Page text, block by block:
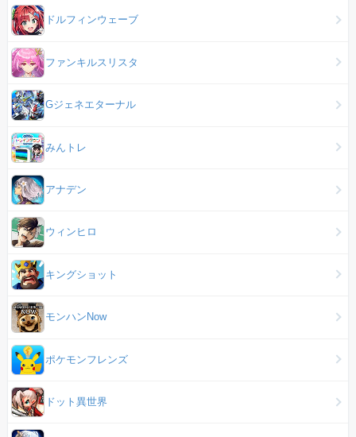
ドルフィンウェーブ
ファンキルスリスタ
Gジェネエターナル
みんトレ
アナデン
ウィンヒロ
キングショット
モンハンNow
ポケモンフレンズ
ドット異世界